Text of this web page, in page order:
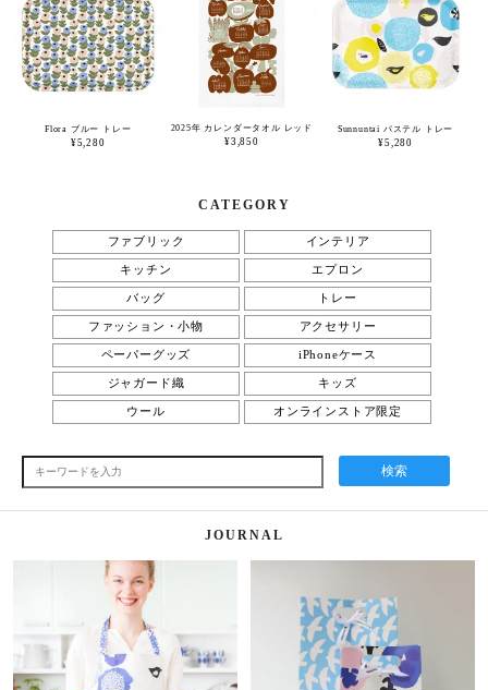
Flora ブルー トレー
¥5,280
2025年 カレンダータオル レッド
¥3,850
Sunnuntai パステル トレー
¥5,280
CATEGORY
ファブリック インテリア
キッチン エプロン
バッグ トレー
ファッション・小物 アクセサリー
ペーパーグッズ iPhoneケース
ジャガード織 キッズ
ウール オンラインストア限定
検索
JOURNAL